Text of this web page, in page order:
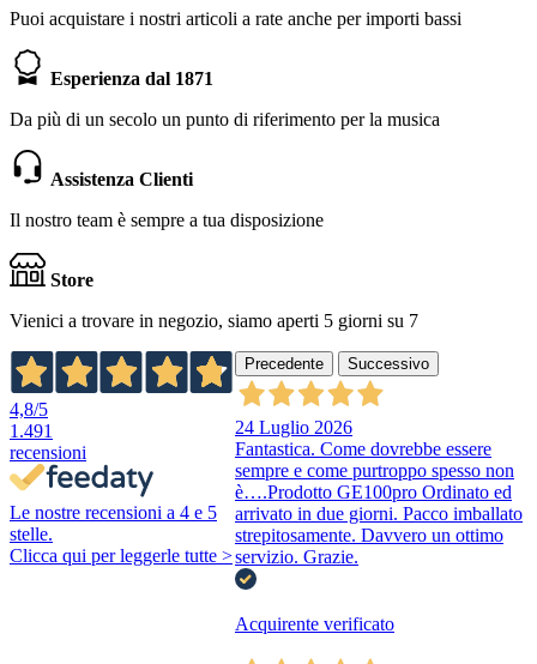
Puoi acquistare i nostri articoli a rate anche per importi bassi
Esperienza dal 1871
Da più di un secolo un punto di riferimento per la musica
Assistenza Clienti
Il nostro team è sempre a tua disposizione
Store
Vienici a trovare in negozio, siamo aperti 5 giorni su 7
4,8/5
1.491
recensioni
Le nostre recensioni a 4 e 5
stelle.
Clicca qui per leggerle tutte >
Precedente Successivo
24 Luglio 2026
Fantastica. Come dovrebbe essere
sempre e come purtroppo spesso non
è….Prodotto GE100pro Ordinato ed
arrivato in due giorni. Pacco imballato
strepitosamente. Davvero un ottimo
servizio. Grazie.
Acquirente verificato